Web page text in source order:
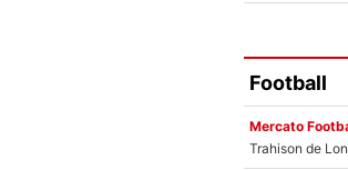
Football
Mercato